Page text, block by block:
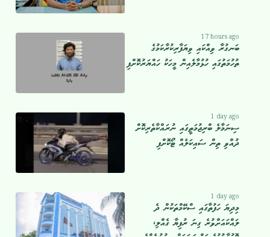
17 hours ago
ބަނގުރާ ވިއްކައި ވިޔަފާރިކުރާކަމުގެ
ތުހުމަތުގައި ހުޅުމާލެއިން މީހަކު ހައްޔަރުކޮށްފި
1 day ago
ސިނަމާލެ ބްރިޖުމަތީގައި ނުރައްކާތެރިކޮށް
ދުއްވި ތިން ސައިކަލެއް ޓޯކޮށްފި
1 day ago
މިދިޔަ ހަފުތާގައި ސްކޭމްތަކުން ދެ
ލައްކައަށްވުރެ ގިނަ ރުފިޔާ ގެއްލި،